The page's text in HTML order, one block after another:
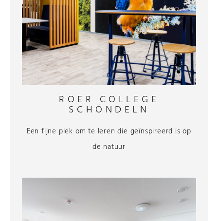
ROER COLLEGE
SCHÖNDELN
Een fijne plek om te leren die geïnspireerd is op
de natuur